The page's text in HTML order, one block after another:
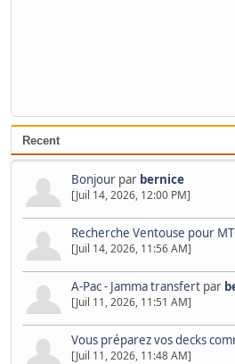
Recent
Bonjour par bernice
[Juil 14, 2026, 12:00 PM]
Recherche Ventouse pour
[Juil 14, 2026, 11:56 AM]
A-Pac - Jamma transfert par
[Juil 11, 2026, 11:51 AM]
Vous préparez vos decks
[Juil 11, 2026, 11:48 AM]